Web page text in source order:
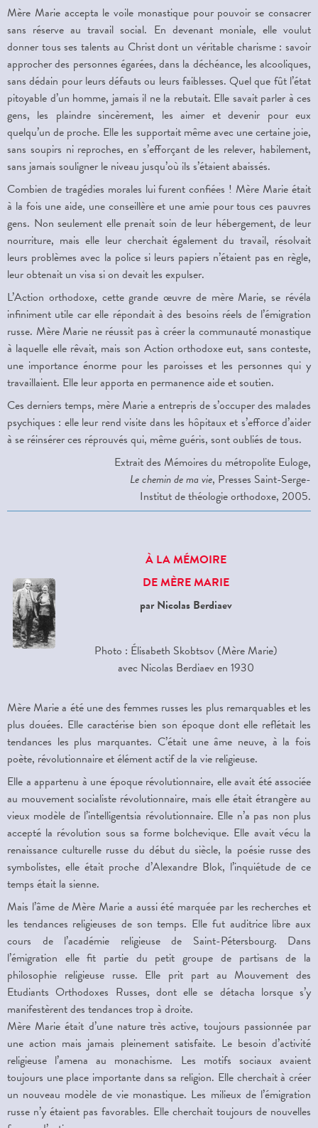
Mère Marie accepta le voile monastique pour pouvoir se consacrer
sans réserve au travail social. En devenant moniale, elle voulut
donner tous ses talents au Christ dont un véritable charisme : savoir
approcher des personnes égarées, dans la déchéance, les alcooliques,
sans dédain pour leurs défauts ou leurs faiblesses. Quel que fût l’état
pitoyable d’un homme, jamais il ne la rebutait. Elle savait parler à ces
gens, les plaindre sincèrement, les aimer et devenir pour eux
quelqu’un de proche. Elle les supportait même avec une certaine joie,
sans soupirs ni reproches, en s’efforçant de les relever, habilement,
sans jamais souligner le niveau jusqu’où ils s’étaient abaissés.
Combien de tragédies morales lui furent confiées ! Mère Marie était
à la fois une aide, une conseillère et une amie pour tous ces pauvres
gens. Non seulement elle prenait soin de leur hébergement, de leur
nourriture, mais elle leur cherchait également du travail, résolvait
leurs problèmes avec la police si leurs papiers n’étaient pas en règle,
leur obtenait un visa si on devait les expulser.
L’Action orthodoxe, cette grande œuvre de mère Marie, se révéla
infiniment utile car elle répondait à des besoins réels de l’émigration
russe. Mère Marie ne réussit pas à créer la communauté monastique
à laquelle elle rêvait, mais son Action orthodoxe eut, sans conteste,
une importance énorme pour les paroisses et les personnes qui y
travaillaient. Elle leur apporta en permanence aide et soutien.
Ces derniers temps, mère Marie a entrepris de s’occuper des malades
psychiques : elle leur rend visite dans les hôpitaux et s’efforce d’aider
à se réinsérer ces réprouvés qui, même guéris, sont oubliés de tous.
Extrait des Mémoires du métropolite Euloge,
Le chemin de ma vie, Presses Saint-Serge-
Institut de théologie orthodoxe, 2005.
À LA MÉMOIRE
DE MÈRE MARIE
parNicolas Berdiaev
Photo : Élisabeth Skobtsov (Mère Marie)
avec Nicolas Berdiaev en 1930
Mère Marie a été une des femmes russes les plus remarquables et les
plus douées. Elle caractérise bien son époque dont elle reflétait les
tendances les plus marquantes. C’était une âme neuve, à la fois
poète, révolutionnaire et élément actif de la vie religieuse.
Elle a appartenu à une époque révolutionnaire, elle avait été associée
au mouvement socialiste révolutionnaire, mais elle était étrangère au
vieux modèle de l’intelligentsia révolutionnaire. Elle n’a pas non plus
accepté la révolution sous sa forme bolchevique. Elle avait vécu la
renaissance culturelle russe du début du siècle, la poésie russe des
symbolistes, elle était proche d’Alexandre Blok, l’inquiétude de ce
temps était la sienne.
Mais l’âme de Mère Marie a aussi été marquée par les recherches et
les tendances religieuses de son temps. Elle fut auditrice libre aux
cours de l’académie religieuse de Saint-Pétersbourg. Dans
l’émigration elle fit partie du petit groupe de partisans de la
philosophie religieuse russe. Elle prit part au Mouvement des
Etudiants Orthodoxes Russes, dont elle se détacha lorsque s’y
manifestèrent des tendances trop à droite.
Mère Marie était d’une nature très active, toujours passionnée par
une action mais jamais pleinement satisfaite. Le besoin d’activité
religieuse l’amena au monachisme. Les motifs sociaux avaient
toujours une place importante dans sa religion. Elle cherchait à créer
un nouveau modèle de vie monastique. Les milieux de l’émigration
russe n’y étaient pas favorables. Elle cherchait toujours de nouvelles